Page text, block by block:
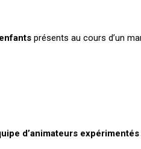
présents au cours d’un
d’animateurs expérimentés